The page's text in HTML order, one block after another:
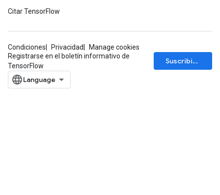
Citar TensorFlow
Condiciones Privacidad
Manage cookies
Registrarse en el boletín informativo de
TensorFlow
Suscribirse